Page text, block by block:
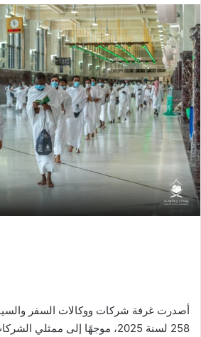
أصدرت غرفة شركات ووكالات السفر
258 لسنة 2025، موجهًا إلى ممثلي